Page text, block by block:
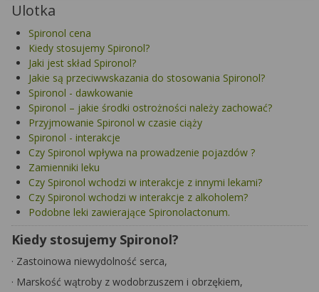
Ulotka
Spironol cena
Kiedy stosujemy Spironol?
Jaki jest skład Spironol?
Jakie są przeciwwskazania do stosowania Spironol?
Spironol - dawkowanie
Spironol – jakie środki ostrożności należy zachować?
Przyjmowanie Spironol w czasie ciąży
Spironol - interakcje
Czy Spironol wpływa na prowadzenie pojazdów ?
Zamienniki leku
Czy Spironol wchodzi w interakcje z innymi lekami?
Czy Spironol wchodzi w interakcje z alkoholem?
Podobne leki zawierające Spironolactonum.
Kiedy stosujemy Spironol?
· Zastoinowa niewydolność serca,
· Marskość wątroby z wodobrzuszem i obrzękiem,